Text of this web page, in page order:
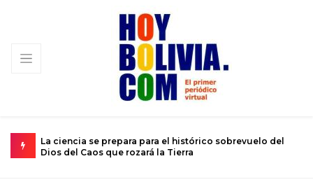
del
El calvario de un joven atrapado en el cuerpo de un niño
de 12 años